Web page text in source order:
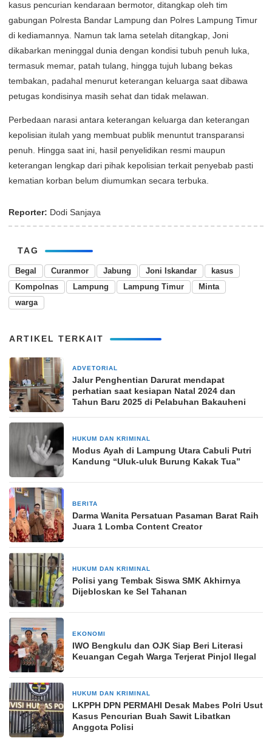
kasus pencurian kendaraan bermotor, ditangkap oleh tim
gabungan Polresta Bandar Lampung dan Polres Lampung Timur
di kediamannya. Namun tak lama setelah ditangkap, Joni
dikabarkan meninggal dunia dengan kondisi tubuh penuh luka,
termasuk memar, patah tulang, hingga tujuh lubang bekas
tembakan, padahal menurut keterangan keluarga saat dibawa
petugas kondisinya masih sehat dan tidak melawan.
Perbedaan narasi antara keterangan keluarga dan keterangan
kepolisian itulah yang membuat publik menuntut transparansi
penuh. Hingga saat ini, hasil penyelidikan resmi maupun
keterangan lengkap dari pihak kepolisian terkait penyebab pasti
kematian korban belum diumumkan secara terbuka.
Reporter: Dodi Sanjaya
TAG
Begal Curanmor Jabung Joni Iskandar
kasus
Kompolnas
Lampung Lampung Timur
Minta
warga
ARTIKEL TERKAIT
ADVETORIAL
Jalur Penghentian Darurat mendapat
perhatian saat kesiapan Natal 2024 dan
Tahun Baru 2025 di Pelabuhan Bakauheni
HUKUM DAN KRIMINAL
Modus Ayah di Lampung Utara Cabuli Putri
Kandung “Uluk-uluk Burung Kakak Tua”
BERITA
Darma Wanita Persatuan Pasaman Barat Raih
Juara 1 Lomba Content Creator
HUKUM DAN KRIMINAL
Polisi yang Tembak Siswa SMK Akhirnya
Dijebloskan ke Sel Tahanan
EKONOMI
IWO Bengkulu dan OJK Siap Beri Literasi
Keuangan Cegah Warga Terjerat Pinjol Ilegal
HUKUM DAN KRIMINAL
LKPPH DPN PERMAHI Desak Mabes Polri Usut
Kasus Pencurian Buah Sawit Libatkan
Anggota Polisi